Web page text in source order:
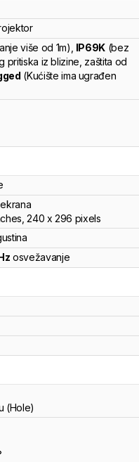
više od 1m) IP69K (bez
pritiska iz blizine, zaštita od
(Kućište ima ugrađen
ekrana
240 x 296 pixels
osvežavanje
(Hole)